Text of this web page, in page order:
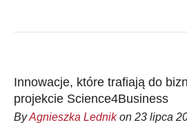
Innowacje, które trafiają do
projekcie Science4Business
ByAgnieszka Lednikon 23 lipca